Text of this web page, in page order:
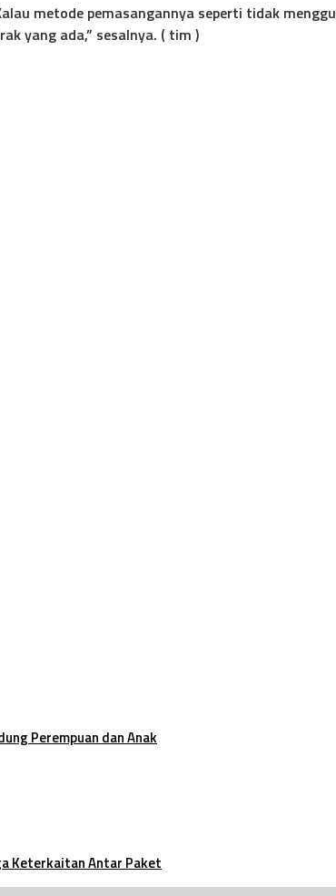
metode pemasangannya seperti tidak
yang ada,” sesalnya. ( tim )
Perempuan dan Anak
Keterkaitan Antar Paket